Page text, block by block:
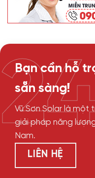
Bạn cần hỗ
sẵn sàng!
Vũ Sơn Solar là một
giải pháp năng
Nam.
LIÊN HỆ